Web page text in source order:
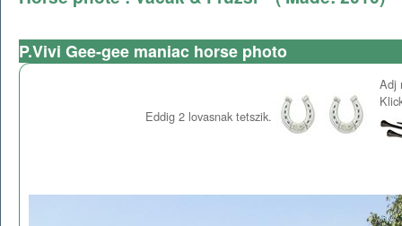
P.Vivi Gee-gee maniac horse photo
Eddig 2 lovasnak tetszik.
Adj